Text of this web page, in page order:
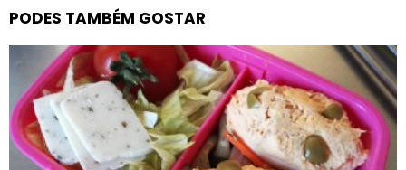
PODES TAMBÉM GOSTAR